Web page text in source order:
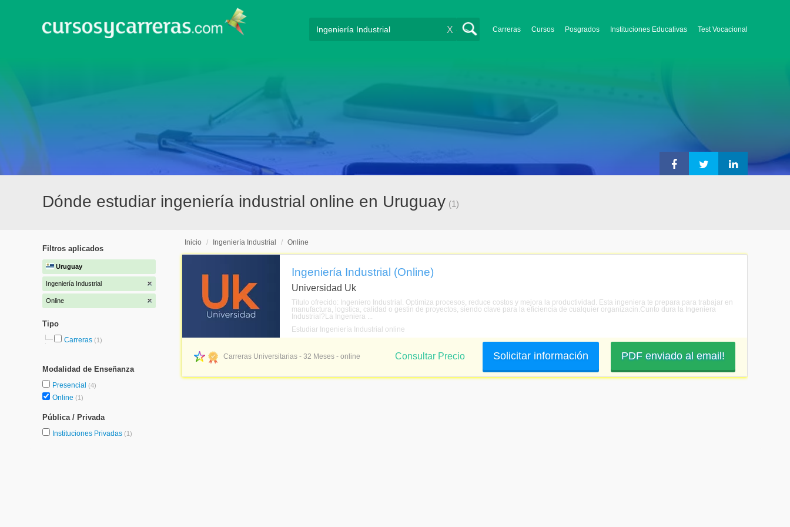
Carreras Cursos Posgrados Instituciones Educativas Test Vocacional
X
Dónde estudiar ingeniería industrial online en Uruguay (1)
Filtros aplicados
Uruguay
Ingeniería Industrial
Online
Tipo
Carreras (1)
Modalidad de Enseñanza
Presencial (4)
Online (1)
Pública / Privada
Instituciones Privadas (1)
Inicio / Ingeniería Industrial / Online
Ingeniería Industrial (Online)
Universidad Uk
Título ofrecido: Ingeniero Industrial. Optimiza procesos, reduce costos y mejora la productividad. Esta ingeniera te prepara para trabajar en
manufactura, logstica, calidad o gestin de proyectos, siendo clave para la eficiencia de cualquier organizacin.Cunto dura la Ingeniera
Industrial?La Ingeniera ...
Estudiar Ingeniería Industrial online
Carreras Universitarias - 32 Meses - online PDF enviado al email!
Solicitar información
Consultar Precio